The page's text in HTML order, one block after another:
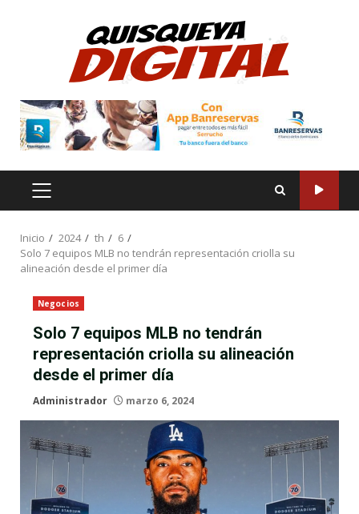
MENÚ
PRINCIPAL
Inicio 2024 th
6
Solo 7 equipos MLB no tendrán representación criolla su
alineación desde el primer día
Negocios
Solo 7 equipos MLB no tendrán
representación criolla su alineación
desde el primer día
Administrador marzo 6, 2024